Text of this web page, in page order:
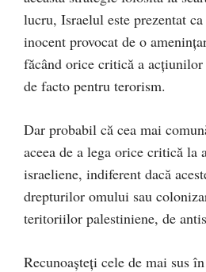
lucru, Israelul este prezentat
inocent provocat de o
făcând orice critică a
de facto pentru terorism.
Dar probabil că cea mai
aceea de a lega orice critică la
israeliene, indiferent dacă
drepturilor omului sau
teritoriilor palestiniene, de
Recunoașteți cele de mai sus